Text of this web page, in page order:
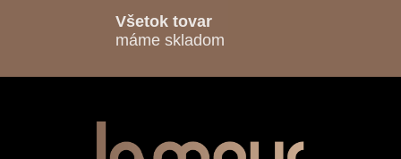
Všetok tovar
máme skladom